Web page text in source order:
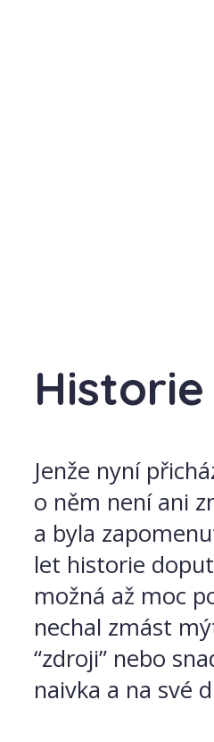
Jenže nyní
o něm není ani
a byla
let historie
možná až moc
nechal zmást
“zdroji” nebo
naivka a na své